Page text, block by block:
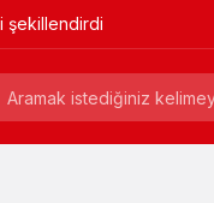
şekillendirdi